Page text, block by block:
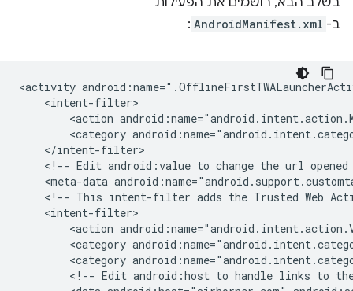
ב- AndroidManifest.xml
:
<activity
<action
<category
<!-- Edit android:value to change the url opened
<meta-data
<!-- This intent-filter adds the Trusted Web
<action
<category
<category
<!-- Edit android:host to handle links to